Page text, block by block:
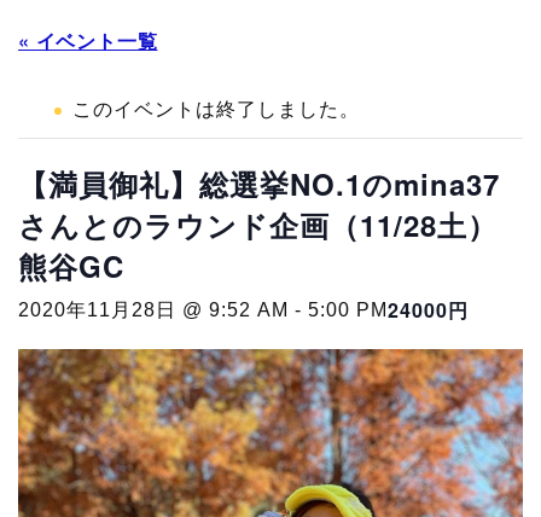
« イベント一覧
このイベントは終了しました。
【満員御礼】総選挙NO.1のmina37
さんとのラウンド企画（11/28土）
熊谷GC
2020年11月28日 @ 9:52 AM - 5:00 PM24000円